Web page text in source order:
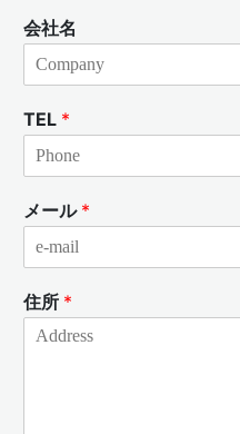
会社名
TEL *
メール *
住所 *